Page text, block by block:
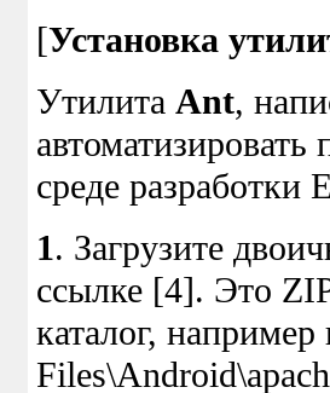
[Установка
Утилита Ant,
среде разработки
1. Загрузите
ссылке [4]. Это
каталог,